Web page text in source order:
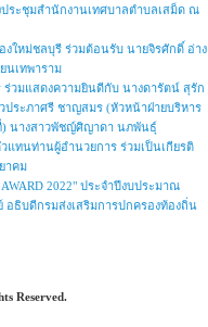
ระชุมสำนักงานเทศบาลตำบลเสม็ด ณ
งใหม่ชลบุรี ร่วมต้อนรับ นายจิรศักดิ์ อ่าง
นเทพาราม
ร่วมแสดงความยินดีกับ นางดารัตน์ สุรัก
ประภาศรี ชาญสมร (หัวหน้าฝ่ายบริหาร
) นางสาวพัชญ์ศิญาดา นภพันธุ์
ทนท่านผู้อำนวยการ ร่วมเป็นเกียรติ
าคม
2022" ประจำปีงบประมาณ
อธิบดีกรมส่งเสริมการปกครองท้องถิ่น
Reserved.